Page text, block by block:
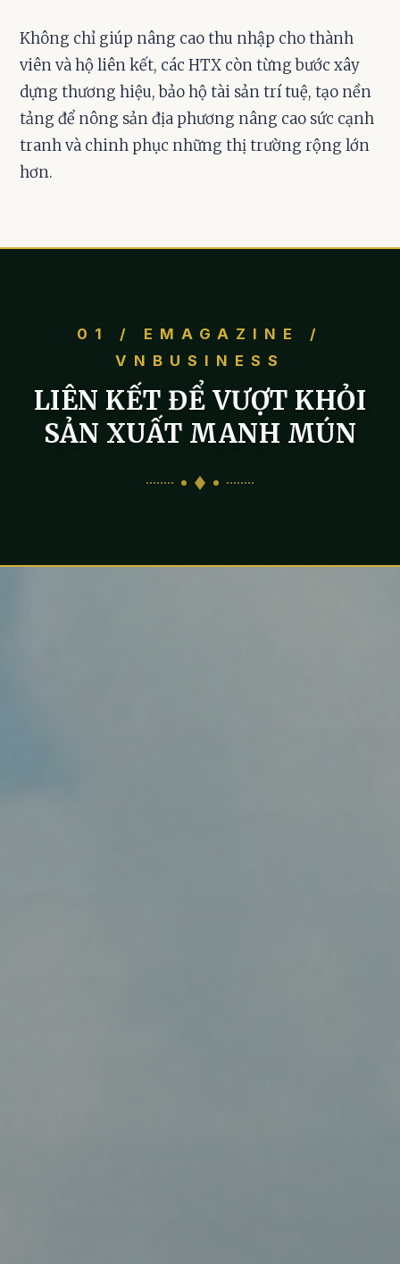
Không chỉ giúp nâng cao thu nhập cho thành
viên và hộ liên kết, các HTX còn từng bước xây
dựng thương hiệu, bảo hộ tài sản trí tuệ, tạo nền
tảng để nông sản địa phương nâng cao sức cạnh
tranh và chinh phục những thị trường rộng lớn
hơn.
01 / EMAGAZINE /
VNBUSINESS
LIÊN KẾT ĐỂ VƯỢT KHỎI
SẢN XUẤT MANH MÚN